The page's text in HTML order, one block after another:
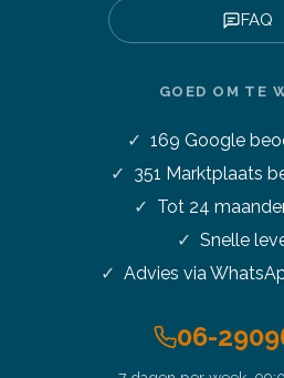
FAQ
GOED OM TE
169 Google
351 Marktplaats
Tot 24
Snelle
Advies via
06-